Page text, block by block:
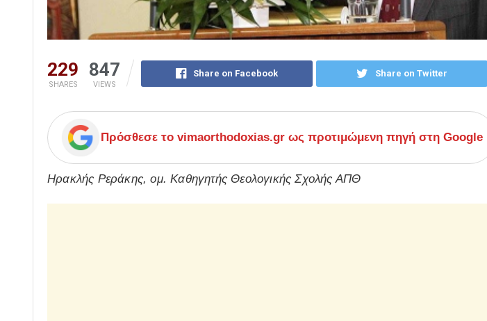
229
SHARES
847
VIEWS
Share on Facebook Share on Twitter
Πρόσθεσε το vimaorthodoxias.gr ως προτιμώμενη πηγή στη Google
Ηρακλής Ρεράκης, ομ. Καθηγητής Θεολογικής Σχολής ΑΠΘ